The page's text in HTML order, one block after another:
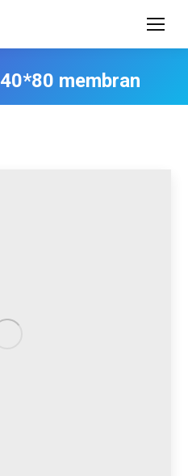
40*80 membran